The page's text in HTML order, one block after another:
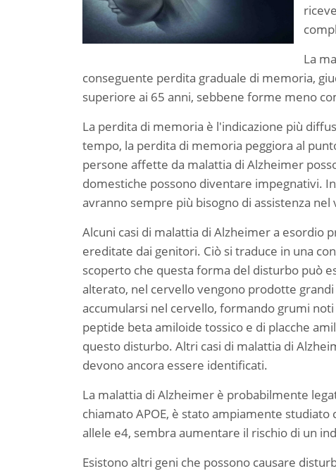
La
conseguente perdita graduale di memoria,
superiore ai 65 anni, sebbene forme meno
La perdita di memoria è l'indicazione più
tempo, la perdita di memoria peggiora al
persone affette da malattia di Alzheimer
domestiche possono diventare impegnativi.
avranno sempre più bisogno di assistenza
Alcuni casi di malattia di Alzheimer a esordio
ereditate dai genitori. Ciò si traduce in una
scoperto che questa forma del disturbo può
alterato, nel cervello vengono prodotte
accumularsi nel cervello, formando grumi
peptide beta amiloide tossico e di placche
questo disturbo. Altri casi di malattia di
devono ancora essere identificati.
La malattia di Alzheimer è probabilmente
chiamato APOE, è stato ampiamente
allele e4, sembra aumentare il rischio di un
Esistono altri geni che possono causare